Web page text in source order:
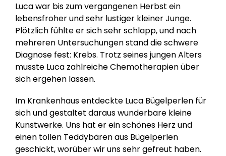
Luca war bis zum vergangenen Herbst ein
lebensfroher und sehr lustiger kleiner Junge.
Plötzlich fühlte er sich sehr schlapp, und nach
mehreren Untersuchungen stand die schwere
Diagnose fest: Krebs. Trotz seines jungen Alters
musste Luca zahlreiche Chemotherapien über
sich ergehen lassen.
Im Krankenhaus entdeckte Luca Bügelperlen für
sich und gestaltet daraus wunderbare kleine
Kunstwerke. Uns hat er ein schönes Herz und
einen tollen Teddybären aus Bügelperlen
geschickt, worüber wir uns sehr gefreut haben.